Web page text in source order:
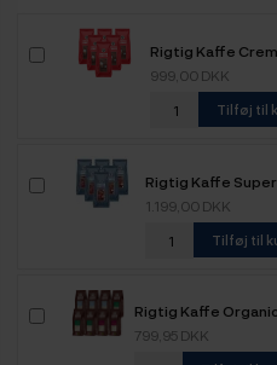
Rigtig Kaffe
999,00 DKK
Tilføj til
Rigtig Kaffe
1.199,00 DKK
Tilføj til
Rigtig Kaffe
799,95 DKK